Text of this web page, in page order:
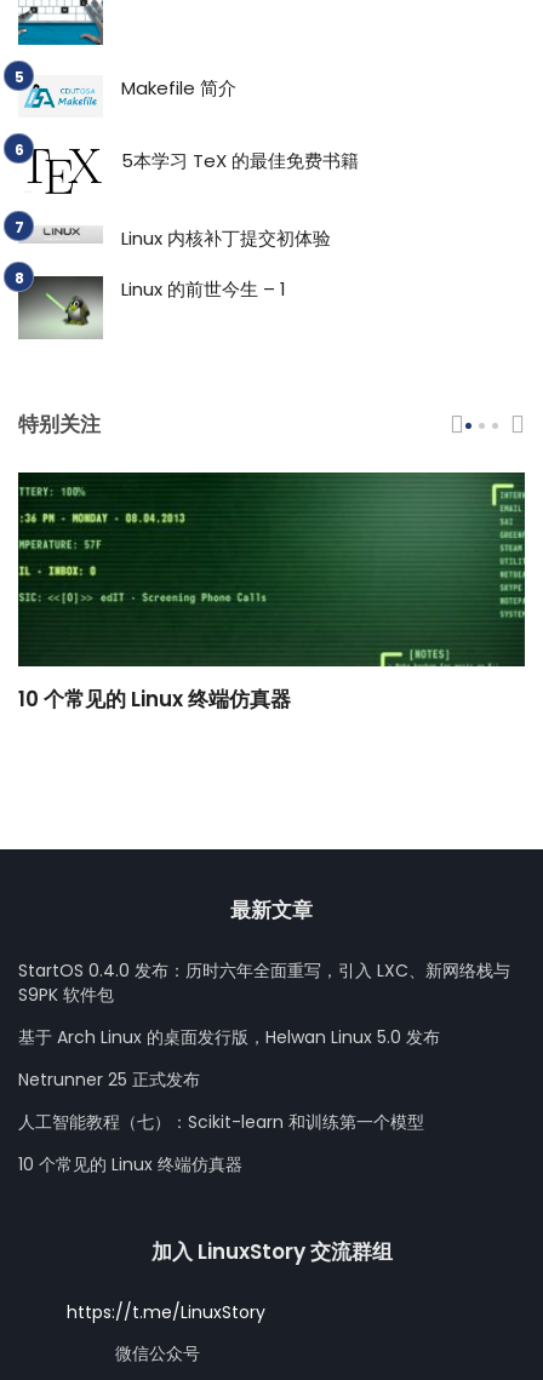
Makefile 简介
5本学习 TeX 的最佳免费书籍
Linux 内核补丁提交初体验
Linux 的前世今生 – 1
特别关注
10 个常见的 Linux 终端仿真器
最新文章
StartOS 0.4.0 发布：历时六年全面重写，引入 LXC、新网络栈与
S9PK 软件包
基于 Arch Linux 的桌面发行版，Helwan Linux 5.0 发布
Netrunner 25 正式发布
人工智能教程（七）：Scikit-learn 和训练第一个模型
10 个常见的 Linux 终端仿真器
加入 LinuxStory 交流群组
https://t.me/LinuxStory
微信公众号